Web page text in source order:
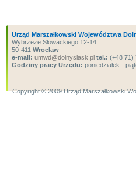
Urząd Marszałkowski Województwa
Wybrzeże Słowackiego 12-14
50-411 Wrocław
e-mail: umwd@dolnyslask.pl tel.: (+48 71)
Godziny pracy Urzędu: poniedziałek -
Copyright ® 2009 Urząd Marszałkowski